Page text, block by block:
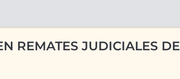
REMATES JUDICIALES DE